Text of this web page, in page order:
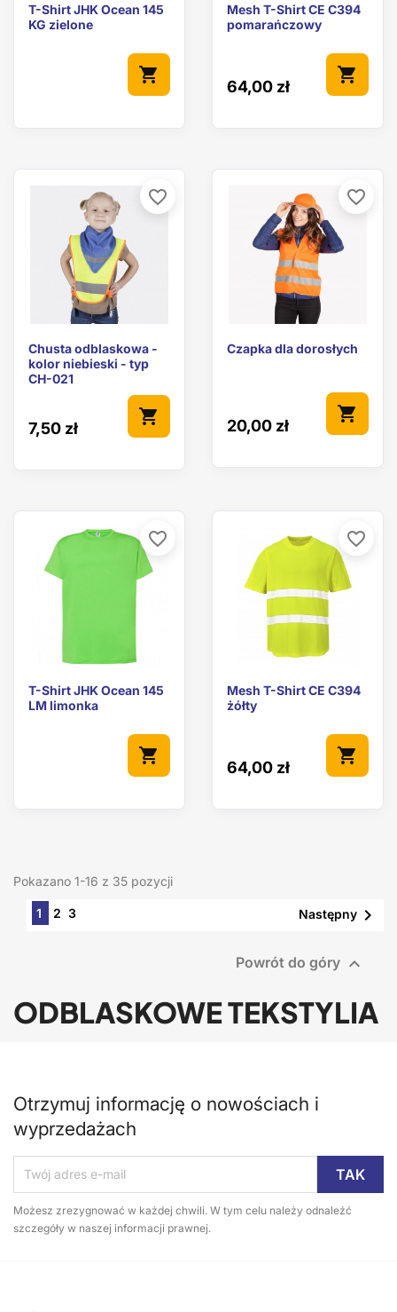
T-Shirt JHK Ocean 145
KG zielone
shopping_cart
Mesh T-Shirt CE C394
pomarańczowy
64,00 zł
shopping_cart
Chusta odblaskowa -
kolor niebieski - typ
CH-021
7,50 zł
shopping_cart
favorite_border
Czapka dla dorosłych
20,00 zł
shopping_cart
favorite_border
T-Shirt JHK Ocean 145
LM limonka
shopping_cart
favorite_border
Mesh T-Shirt CE C394
żółty
64,00 zł
shopping_cart
favorite_border
Pokazano 1-16 z 35 pozycji
1 2 3 Następny 
Powrót do góry 
ODBLASKOWE TEKSTYLIA
Otrzymuj informację o nowościach i
wyprzedażach
Możesz zrezygnować w każdej chwili. W tym celu należy odnaleźć
szczegóły w naszej informacji prawnej.